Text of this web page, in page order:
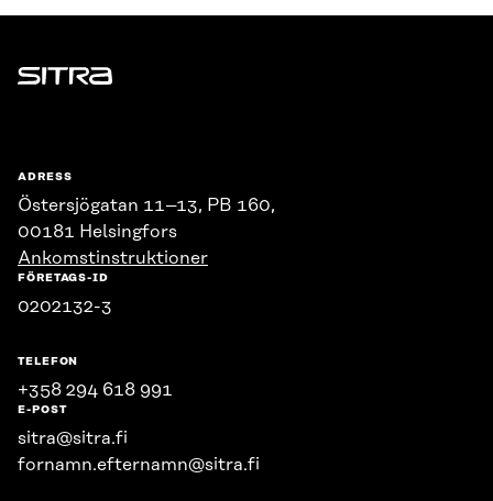
Sitra
ADRESS
Östersjögatan 11–13, PB 160,
00181 Helsingfors
Ankomstinstruktioner
FÖRETAGS-ID
0202132-3
TELEFON
+358 294 618 991
E-POST
sitra@sitra.fi
fornamn.efternamn@sitra.fi